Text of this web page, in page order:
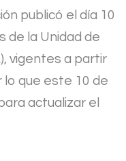
publicó el día 10
de la Unidad de
vigentes a partir
que este 10 de
actualizar el